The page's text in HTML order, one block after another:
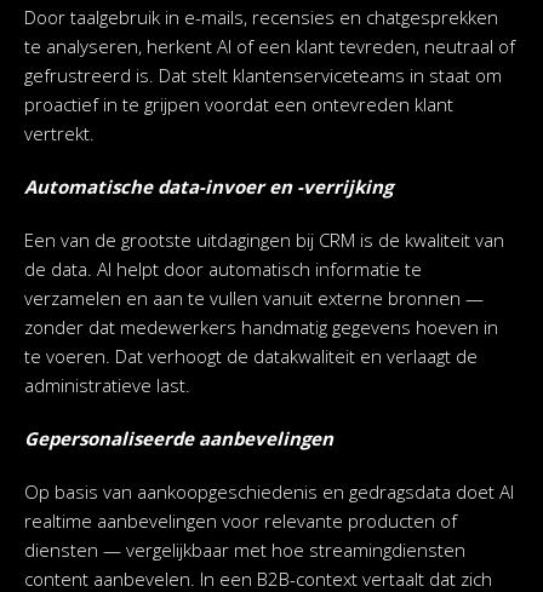
Door taalgebruik in e-mails, recensies en chatgesprekken
te analyseren, herkent AI of een klant tevreden, neutraal of
gefrustreerd is. Dat stelt klantenserviceteams in staat om
proactief in te grijpen voordat een ontevreden klant
vertrekt.
Automatische data-invoer en -verrijking
Een van de grootste uitdagingen bij CRM is de kwaliteit van
de data. AI helpt door automatisch informatie te
verzamelen en aan te vullen vanuit externe bronnen —
zonder dat medewerkers handmatig gegevens hoeven in
te voeren. Dat verhoogt de datakwaliteit en verlaagt de
administratieve last.
Gepersonaliseerde aanbevelingen
Op basis van aankoopgeschiedenis en gedragsdata doet AI
realtime aanbevelingen voor relevante producten of
diensten — vergelijkbaar met hoe streamingdiensten
content aanbevelen. In een B2B-context vertaalt dat zich